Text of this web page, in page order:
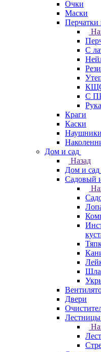
Очки
Маски
С
С
Краги
Каски
Наушники
Дом и сад
Назад
Дом и сад
Садовый
Двери
Лестницы